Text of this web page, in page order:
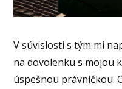
V súvislosti s tým mi
na dovolenku s mojou
úspešnou právničkou.